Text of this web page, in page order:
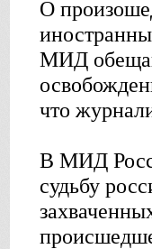
О
МИД
что
В МИД
судьбу